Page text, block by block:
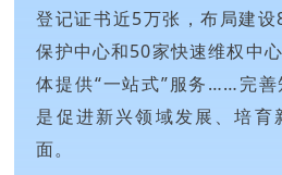
登记证书近5万张，布局建
保护中心和50家快速维权中
体提供“一站式”服务……完善
是促进新兴领域发展、培育
面。